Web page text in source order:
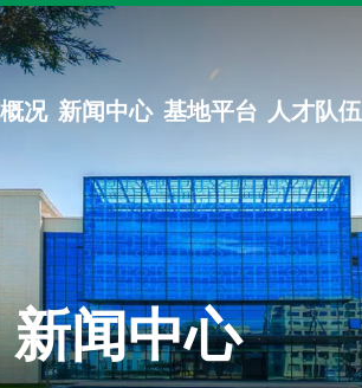
况 新闻中心 基地平台 人才队伍
新闻中心